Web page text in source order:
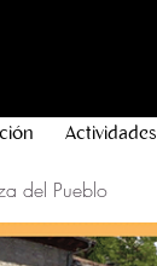
Actividades
del Pueblo